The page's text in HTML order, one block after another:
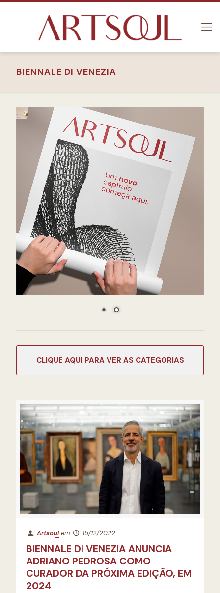
BIENNALE DI VENEZIA
Artsoul em 15/12/2022
BIENNALE DI VENEZIA ANUNCIA
ADRIANO PEDROSA COMO
CURADOR DA PRÓXIMA EDIÇÃO, EM
2024
CATEGORIAS